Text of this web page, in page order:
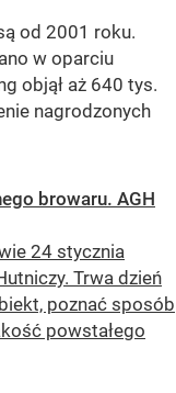
od 2001 roku.
w oparciu
objął aż 640 tys.
nagrodzonych
browaru. AGH
24 stycznia
Trwa dzień
poznać sposób
powstałego